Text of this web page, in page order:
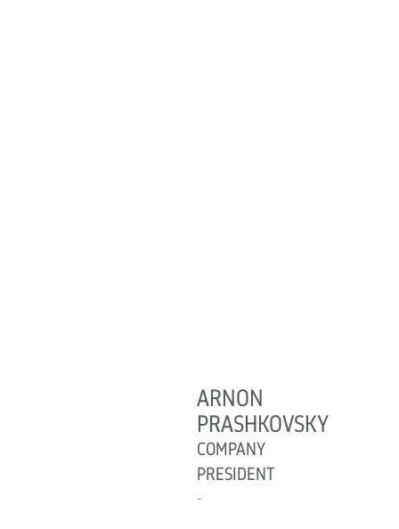
ARNON
PRASHKOVSKY
COMPANY
PRESIDENT